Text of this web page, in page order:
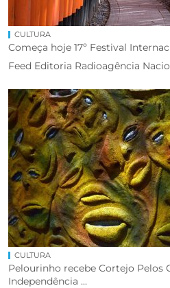
CULTURA
Começa hoje 17º Festival
Feed Editoria Radioagência
CULTURA
Pelourinho recebe Cortejo Pelos
Independência ...